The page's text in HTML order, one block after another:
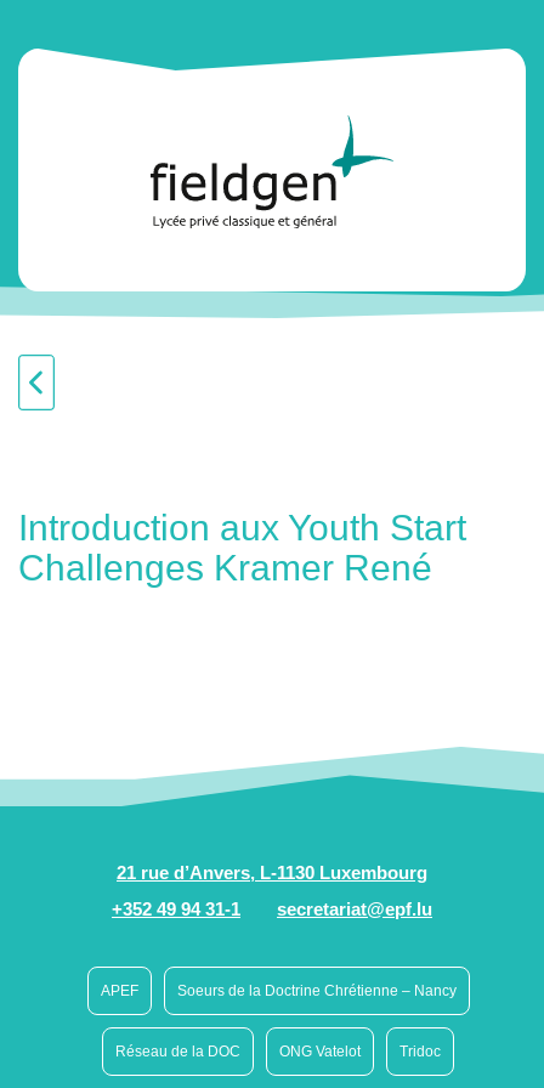
Introduction aux Youth Start
Challenges Kramer René
21 rue d’Anvers, L-1130 Luxembourg
+352 49 94 31-1
secretariat@epf.lu
APEF Soeurs de la Doctrine Chrétienne – Nancy
Réseau de la DOC ONG Vatelot Tridoc